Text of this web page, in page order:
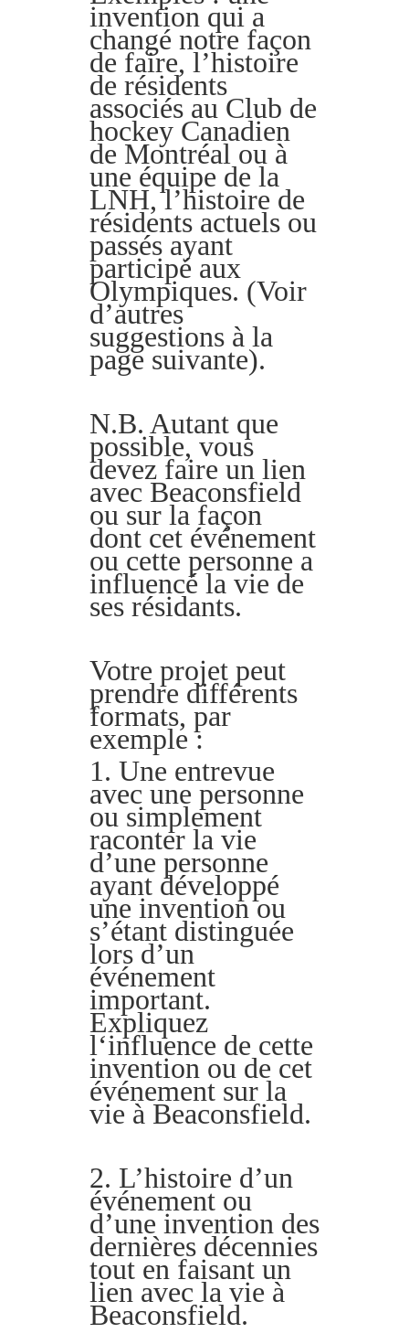
invention qui a
changé notre façon
de faire, l’histoire
de résidents
associés au Club de
hockey Canadien
de Montréal ou à
une équipe de la
LNH, l’histoire de
résidents actuels ou
passés ayant
participé aux
Olympiques. (Voir
d’autres
suggestions à la
page suivante).
N.B. Autant que
possible, vous
devez faire un lien
avec Beaconsfield
ou sur la façon
dont cet événement
ou cette personne a
influencé la vie de
ses résidants.
Votre projet peut
prendre différents
formats, par
exemple :
1. Une entrevue
avec une personne
ou simplement
raconter la vie
d’une personne
ayant développé
une invention ou
s’étant distinguée
lors d’un
événement
important.
Expliquez
l‘influence de cette
invention ou de cet
événement sur la
vie à Beaconsfield.
2. L’histoire d’un
événement ou
d’une invention des
dernières décennies
tout en faisant un
lien avec la vie à
Beaconsfield.